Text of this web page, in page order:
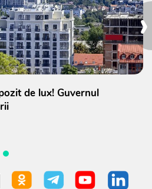
›
de lux! Guvernul